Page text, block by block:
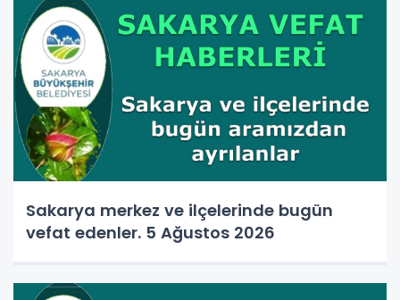
Sakarya merkez ve ilçelerinde bugün
vefat edenler. 5 Ağustos 2026